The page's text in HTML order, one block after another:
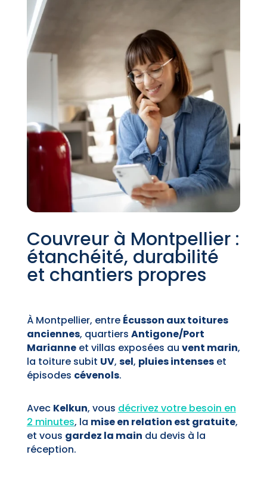
Couvreur à Montpellier :
étanchéité, durabilité
et chantiers propres
À Montpellier, entre Écusson aux toitures
anciennes, quartiers Antigone/Port
Marianneet villas exposées au vent marin,
la toiture subit UV, sel, pluies intenseset
épisodes cévenols.
Avec Kelkun, vous décrivez votre besoin en
2 minutes, la mise en relation est gratuite,
et vous gardez la main du devis à la
réception.